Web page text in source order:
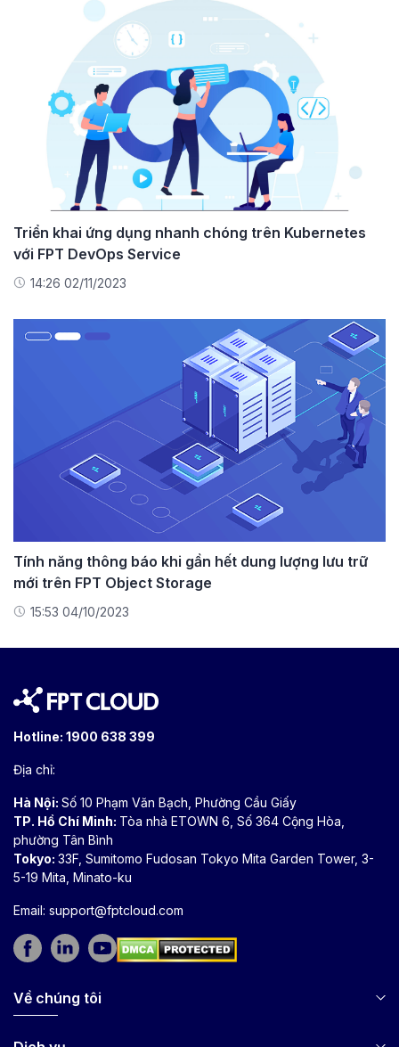
Triển khai ứng dụng nhanh chóng trên Kubernetes
với FPT DevOps Service
14:26 02/11/2023
Tính năng thông báo khi gần hết dung lượng lưu trữ
mới trên FPT Object Storage
15:53 04/10/2023
Hotline: 1900 638 399
Địa chỉ:
Hà Nội: Số 10 Phạm Văn Bạch, Phường Cầu Giấy
TP. Hồ Chí Minh: Tòa nhà ETOWN 6, Số 364 Cộng Hòa,
phường Tân Bình
Tokyo: 33F, Sumitomo Fudosan Tokyo Mita Garden Tower, 3-
5-19 Mita, Minato-ku
Email: support@fptcloud.com
Về chúng tôi